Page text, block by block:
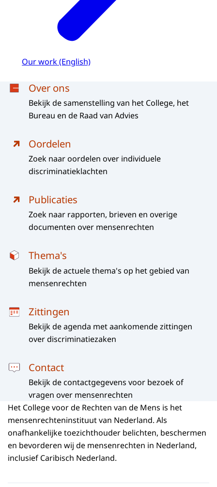
Our work (English)
MenuOver ons
Bekijk de samenstelling van het College, het
Bureau en de Raad van Advies
Oordelen
Zoek naar oordelen over individuele
discriminatieklachten
Publicaties
Zoek naar rapporten, brieven en overige
documenten over mensenrechten
Thema's
Bekijk de actuele thema's op het gebied van
mensenrechten
Zittingen
Bekijk de agenda met aankomende zittingen
over discriminatiezaken
Contact
Bekijk de contactgegevens voor bezoek of
vragen over mensenrechten
Het College voor de Rechten van de Mens is het
mensenrechteninstituut van Nederland. Als
onafhankelijke toezichthouder belichten, beschermen
en bevorderen wij de mensenrechten in Nederland,
inclusief Caribisch Nederland.